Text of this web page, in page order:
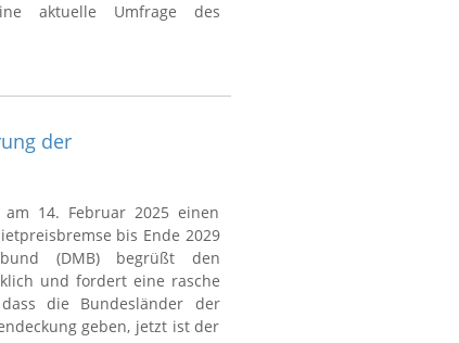
aktuelle Umfrage des
der
14. Februar 2025 einen
bis Ende 2029
(DMB) begrüßt den
und fordert eine rasche
die Bundesländer der
geben, jetzt ist der